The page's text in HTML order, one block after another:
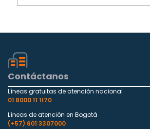
Contáctanos
Líneas gratuitas de atención nacional
01 8000 11 1170
Líneas de atención en Bogotá
(+57) 601 3307000